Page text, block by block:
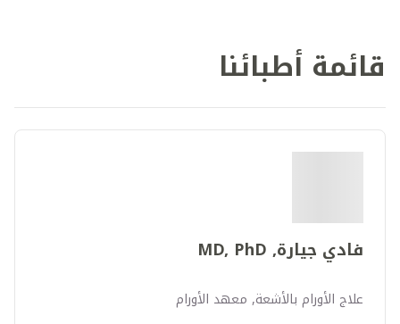
قائمة أطبائنا
فادي جيارة, MD, PhD
علاج الأورام بالأشعة, معهد الأورام